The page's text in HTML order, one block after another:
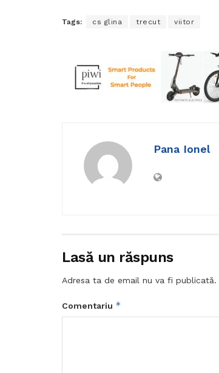
Tags: cs glina trecut viitor
Pana Ionel
Lasă un răspuns
Adresa ta de email nu va fi publicată.
Comentariu *